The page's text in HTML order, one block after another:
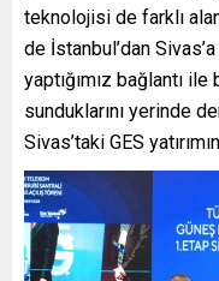
teknolojisi de farklı
de İstanbul’dan
yaptığımız bağlantı
sunduklarını yerinde
Sivas’taki GES